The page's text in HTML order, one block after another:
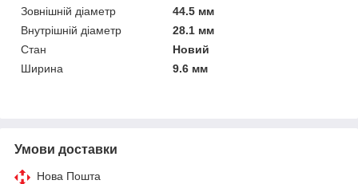
Зовнішній діаметр
44.5 мм
Внутрішній діаметр
28.1 мм
Стан
Новий
Ширина
9.6 мм
Умови доставки
Нова Пошта